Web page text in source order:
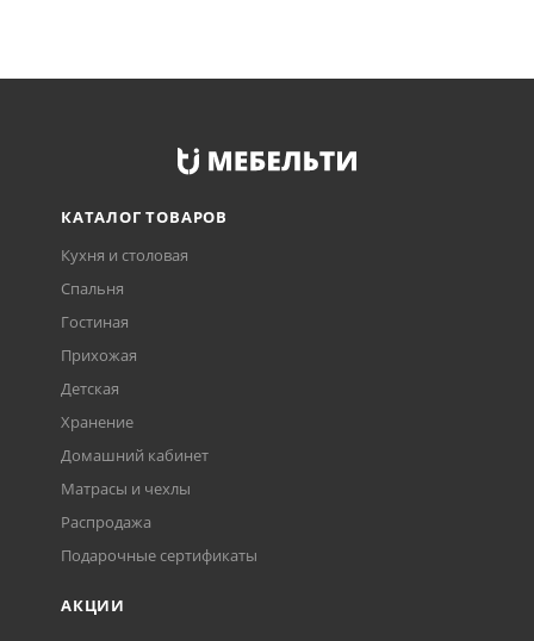
КАТАЛОГ ТОВАРОВ
Кухня и столовая
Спальня
Гостиная
Прихожая
Детская
Хранение
Домашний кабинет
Матрасы и чехлы
Распродажа
Подарочные сертификаты
АКЦИИ